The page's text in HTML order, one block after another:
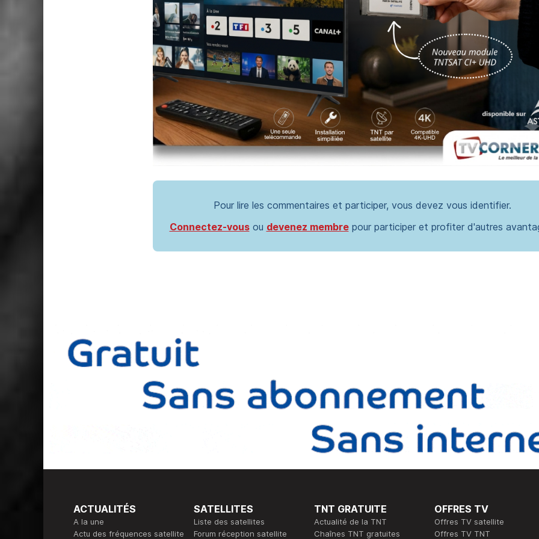
Pour lire les commentaires et participer, vous devez vous identifier.
Connectez-vousou devenez membrepour participer et profiter d'autres
ACTUALITÉS
A la une
Actu des fréquences satellite
SATELLITES
Liste des satellites
Forum réception satellite
TNT GRATUITE
Actualité de la TNT
Chaînes TNT gratuites
OFFRES TV
Offres TV satellite
Offres TV TNT